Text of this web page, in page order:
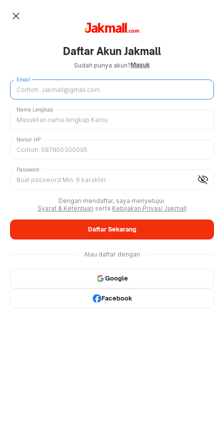
close
Daftar Akun Jakmall
Sudah punya akun?Masuk
Email
Nama Lengkap
Nomor HP
visibility_off
Password
Dengan mendaftar, saya menyetujui
Syarat & Ketentuan serta Kebijakan Privasi Jakmall
Daftar Sekarang
Atau daftar dengan
Google
Facebook